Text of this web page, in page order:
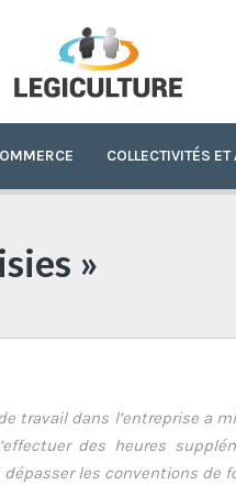
COLLECTIVITÉS
»
travail dans l’entreprise a
des heures
les conventions de